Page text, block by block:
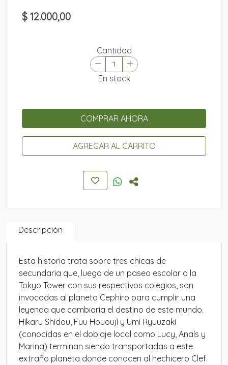
$ 12.000,00
Cantidad
En stock
COMPRAR AHORA
AGREGAR AL CARRITO
Descripción
Esta historia trata sobre tres chicas de
secundaria que, luego de un paseo escolar a la
Tokyo Tower con sus respectivos colegios, son
invocadas al planeta Cephiro para cumplir una
leyenda que cambiaría el destino de este mundo.
Hikaru Shidou, Fuu Hououji y Umi Ryuuzaki
(conocidas en el doblaje local como Lucy, Anaís y
Marina) terminan siendo transportadas a este
extraño planeta donde conocen al hechicero Clef.